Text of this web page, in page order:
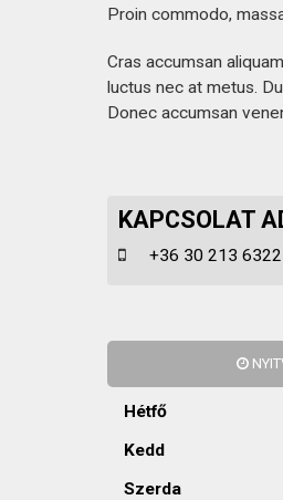
Proin commodo,
Cras accumsan
luctus nec at metus.
Donec accumsan
KAPCSOLAT
+36 30 213 6322
Hétfő
Kedd
Szerda